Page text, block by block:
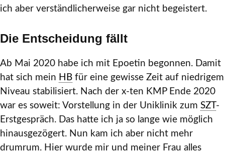
ich aber verständlicherweise gar nicht begeistert.
Die Entscheidung fällt
Ab Mai 2020 habe ich mit Epoetin begonnen. Damit
hat sich mein HB für eine gewisse Zeit auf niedrigem
Niveau stabilisiert. Nach der x-ten KMP Ende 2020
war es soweit: Vorstellung in der Uniklinik zum SZT-
Erstgespräch. Das hatte ich ja so lange wie möglich
hinausgezögert. Nun kam ich aber nicht mehr
drumrum. Hier wurde mir und meiner Frau alles